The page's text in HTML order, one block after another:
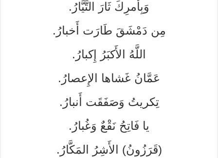
وَبِأَمرِكَ ثَارَ التَّيَّارُ.
مِن دَمْشَقَ طَارَت أَخبارُ.
اللَّهُ الأَكبَرُ إِكبارُ.
عَمَّانُ غَشاها الإِعصارُ.
تِكريتُ وَصَفَقَت أَنبارُ.
يا فَاتِحُ نَقْعٌ وَغُبارُ.
(قَرَزُونُ) الأَشِرُ المَكَّارُ.